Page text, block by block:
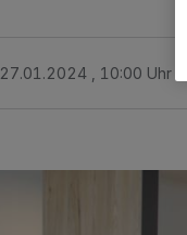
27.01.2024 , 10:00 Uhr